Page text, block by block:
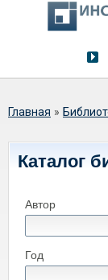
Вы здесь
Главная »
Каталог
Автор
Год